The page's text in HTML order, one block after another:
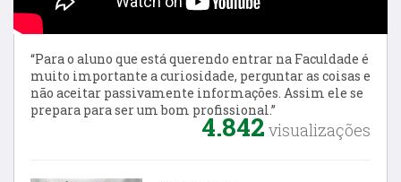
“Para o aluno que está querendo entrar na Faculdade é
muito importante a curiosidade, perguntar as coisas e
não aceitar passivamente informações. Assim ele se
prepara para ser um bom profissional.”
4.842 visualizações